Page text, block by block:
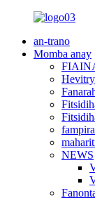
an-trano
Momba anay
NEWS